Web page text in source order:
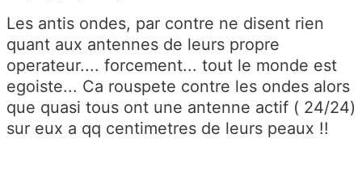
Les antis ondes, par contre ne disent rien
quant aux antennes de leurs propre
operateur.... forcement... tout le monde est
egoiste... Ca rouspete contre les ondes alors
que quasi tous ont une antenne actif ( 24/24)
sur eux a qq centimetres de leurs peaux !!